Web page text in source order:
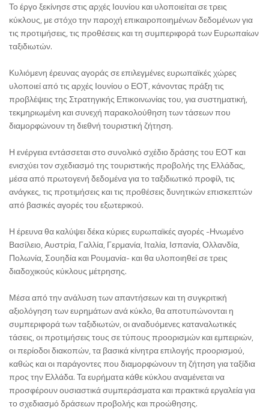
Το έργο ξεκίνησε στις αρχές Ιουνίου και υλοποιείται σε τρεις
κύκλους, με στόχο την παροχή επικαιροποιημένων δεδομένων για
τις προτιμήσεις, τις προθέσεις και τη συμπεριφορά των Ευρωπαίων
ταξιδιωτών.
Κυλιόμενη έρευνας αγοράς σε επιλεγμένες ευρωπαϊκές χώρες
υλοποιεί από τις αρχές Ιουνίου ο ΕΟΤ, κάνοντας πράξη τις
προβλέψεις της Στρατηγικής Επικοινωνίας του, για συστηματική,
τεκμηριωμένη και συνεχή παρακολούθηση των τάσεων που
διαμορφώνουν τη διεθνή τουριστική ζήτηση.
Η ενέργεια εντάσσεται στο συνολικό σχέδιο δράσης του ΕΟΤ και
ενισχύει τον σχεδιασμό της τουριστικής προβολής της Ελλάδας,
μέσα από πρωτογενή δεδομένα για το ταξιδιωτικό προφίλ, τις
ανάγκες, τις προτιμήσεις και τις προθέσεις δυνητικών επισκεπτών
από βασικές αγορές του εξωτερικού.
Η έρευνα θα καλύψει δέκα κύριες ευρωπαϊκές αγορές -Ηνωμένο
Βασίλειο, Αυστρία, Γαλλία, Γερμανία, Ιταλία, Ισπανία, Ολλανδία,
Πολωνία, Σουηδία και Ρουμανία- και θα υλοποιηθεί σε τρεις
διαδοχικούς κύκλους μέτρησης.
Μέσα από την ανάλυση των απαντήσεων και τη συγκριτική
αξιολόγηση των ευρημάτων ανά κύκλο, θα αποτυπώνονται η
συμπεριφορά των ταξιδιωτών, οι αναδυόμενες καταναλωτικές
τάσεις, οι προτιμήσεις τους σε τύπους προορισμών και εμπειριών,
οι περίοδοι διακοπών, τα βασικά κίνητρα επιλογής προορισμού,
καθώς και οι παράγοντες που διαμορφώνουν τη ζήτηση για ταξίδια
προς την Ελλάδα. Τα ευρήματα κάθε κύκλου αναμένεται να
προσφέρουν ουσιαστικά συμπεράσματα και πρακτικά εργαλεία για
το σχεδιασμό δράσεων προβολής και προώθησης.